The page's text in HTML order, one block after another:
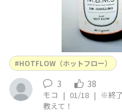
HOTFLOW（ホットフロー）
3 38
モコ | 01/18 | ※終
教えて！